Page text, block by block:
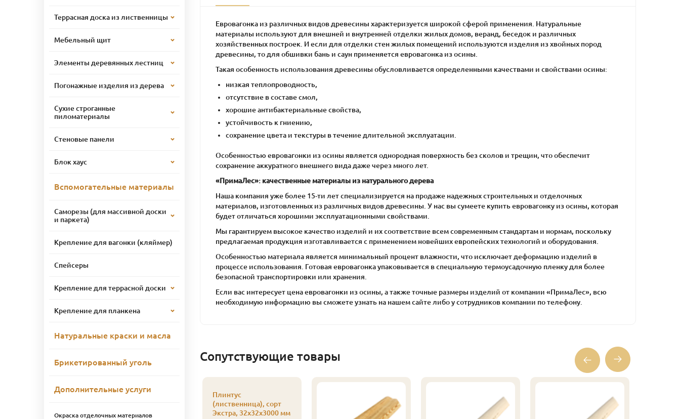
Евровагонка из различных видов древесины характеризуется широкой сферой применения. Натуральные
материалы используют для внешней и внутренней отделки жилых домов, веранд, беседок и различных
хозяйственных построек. И если для отделки стен жилых помещений используются изделия из хвойных пород
древесины, то для обшивки бань и саун применяется евровагонка из осины.
Такая особенность использования древесины обусловливается определенными качествами и свойствами осины:
низкая теплопроводность,
отсутствие в составе смол,
хорошие антибактериальные свойства,
устойчивость к гниению,
сохранение цвета и текстуры в течение длительной эксплуатации.
Особенностью евровагонки из осины является однородная поверхность без сколов и трещин, что обеспечит
сохранение аккуратного внешнего вида даже через много лет.
«ПримаЛес»: качественные материалы из натурального дерева
Наша компания уже более 15-ти лет специализируется на продаже надежных строительных и отделочных
материалов, изготовленных из различных видов древесины. У нас вы сумеете купить евровагонку из осины, которая
будет отличаться хорошими эксплуатационными свойствами.
Мы гарантируем высокое качество изделий и их соответствие всем современным стандартам и нормам, поскольку
предлагаемая продукция изготавливается с применением новейших европейских технологий и оборудования.
Особенностью материала является минимальный процент влажности, что исключает деформацию изделий в
процессе использования. Готовая евровагонка упаковывается в специальную термоусадочную пленку для более
безопасной транспортировки или хранения.
Если вас интересует цена евровагонки из осины, а также точные размеры изделий от компании «ПримаЛес», всю
необходимую информацию вы сможете узнать на нашем сайте либо у сотрудников компании по телефону.
Сопутствующие товары
Плинтус
(лиственница), сорт
Экстра, 32х32х3000 мм
Террасная доска из лиственницы
Мебельный щит
Элементы деревянных лестниц
Погонажные изделия из дерева
Сухие строганные
пиломатериалы
Стеновые панели
Блок хаус
Вспомогательные материалы
Саморезы (для массивной доски
и паркета)
Крепление для вагонки (кляймер)
Спейсеры
Крепление для террасной доски
Крепление для планкена
Натуральные краски и масла
Брикетированный уголь
Дополнительные услуги
Окраска отделочных материалов